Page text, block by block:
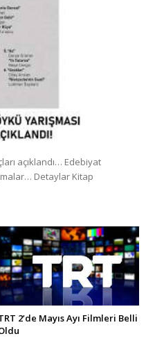
açıklandı… Edebiyat
Detaylar Kitap
2’de Mayıs Ayı Filmleri Belli